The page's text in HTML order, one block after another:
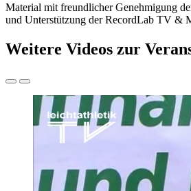
Material mit freundlicher Genehmigung
und Unterstützung der RecordLab TV &
Weitere Videos zur